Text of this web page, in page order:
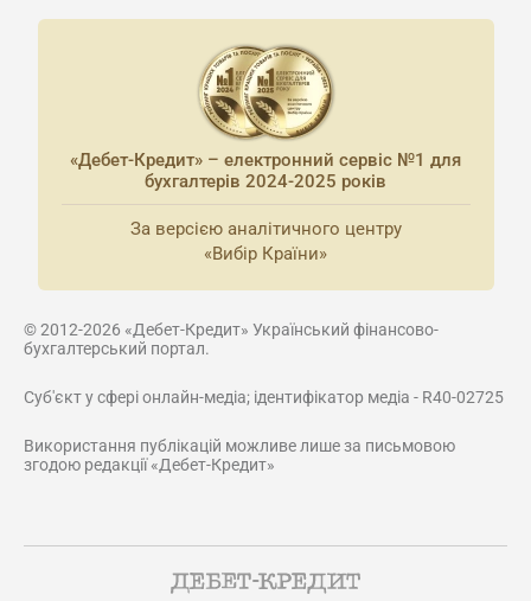
«Дебет-Кредит» – електронний сервіс №1 для
бухгалтерів 2024-2025 років
За версією аналітичного центру
«Вибір Країни»
© 2012-2026 «Дебет-Кредит» Український фінансово-
бухгалтерський портал.
Суб'єкт у сфері онлайн-медіа; ідентифікатор медіа - R40-02725
Використання публікацій можливе лише за письмовою
згодою редакції «Дебет-Кредит»